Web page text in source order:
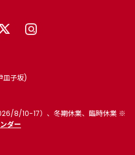
皿子坂)
8/10-17）、冬期休業、臨時休業 ※
ダー